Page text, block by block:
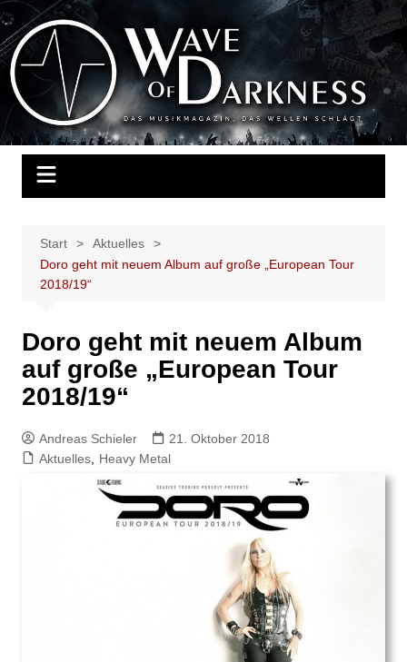
Zum
Inhalt
springen
Wave of Darkness
Das Musikmagazin, das Wellen schlägt. Konzerte, Festivals, Events,
Fotos, Termine, Interviews, Berichte, Musik
Start
Aktuelles
Doro geht mit neuem Album auf große „European Tour
2018/19“
Doro geht mit neuem Album
auf große „European Tour
2018/19“
Andreas Schieler
21. Oktober 2018
Aktuelles, Heavy Metal